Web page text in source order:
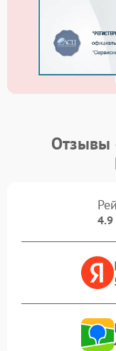
Отзывы
4.9